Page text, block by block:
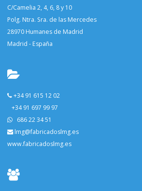
C/Camelia 2, 4, 6, 8 y 10
Polg. Ntra. Sra. de las Mercedes
28970 Humanes de Madrid
Madrid - España
+34 91 615 12 02
+34 91 697 99 97
686 22 34 51
lmg@fabricadoslmg.es
www.fabricadoslmg.es